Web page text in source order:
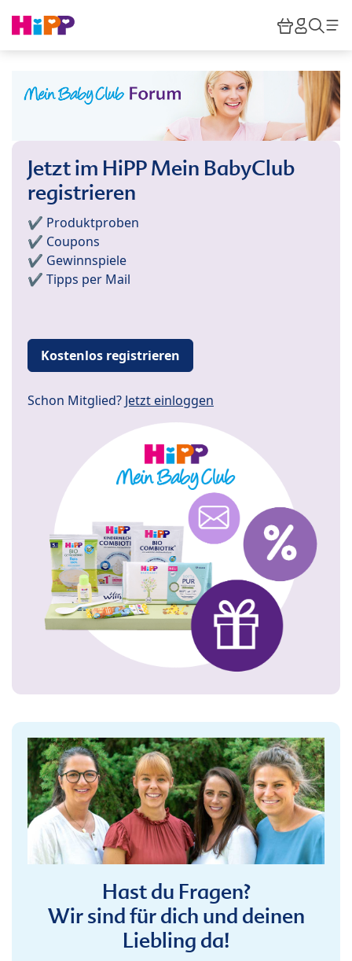
HiPP
Jetzt im HiPP Mein BabyClub
registrieren
✔️ Produktproben
✔️ Coupons
✔️ Gewinnspiele
✔️ Tipps per Mail
Kostenlos registrieren
Schon Mitglied? Jetzt einloggen
Hast du Fragen?
Wir sind für dich und deinen
Liebling da!